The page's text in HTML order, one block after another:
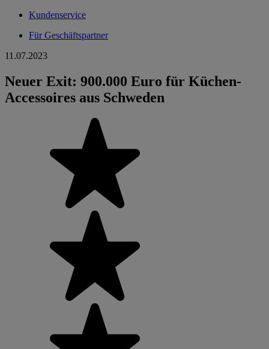
Kundenservice
Für Geschäftspartner
11.07.2023
Neuer Exit: 900.000 Euro für Küchen-
Accessoires aus Schweden